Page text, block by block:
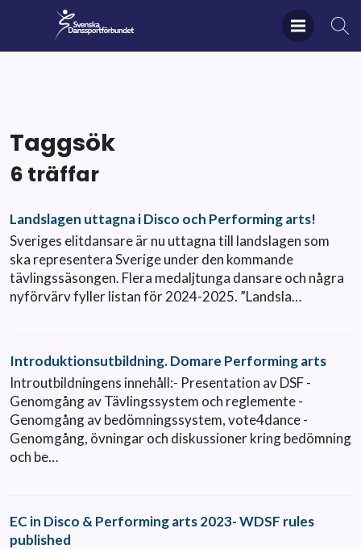
Taggsök
6 träffar
Landslagen uttagna i Disco och Performing arts!
Sveriges elitdansare är nu uttagna till landslagen som
ska representera Sverige under den kommande
tävlingssäsongen. Flera medaljtunga dansare och några
nyförvärv fyller listan för 2024-2025. ”Landsla…
Introduktionsutbildning. Domare Performing arts
Introutbildningens innehåll:- Presentation av DSF -
Genomgång av Tävlingssystem och reglemente -
Genomgång av bedömningssystem, vote4dance -
Genomgång, övningar och diskussioner kring bedömning
och be…
EC in Disco & Performing arts 2023- WDSF rules
published